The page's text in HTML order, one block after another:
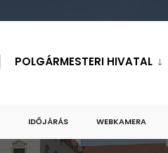
POLGÁRMESTERI HIVATAL
IDŐJÁRÁS WEBKAMERA